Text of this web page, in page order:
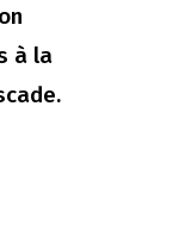
à la